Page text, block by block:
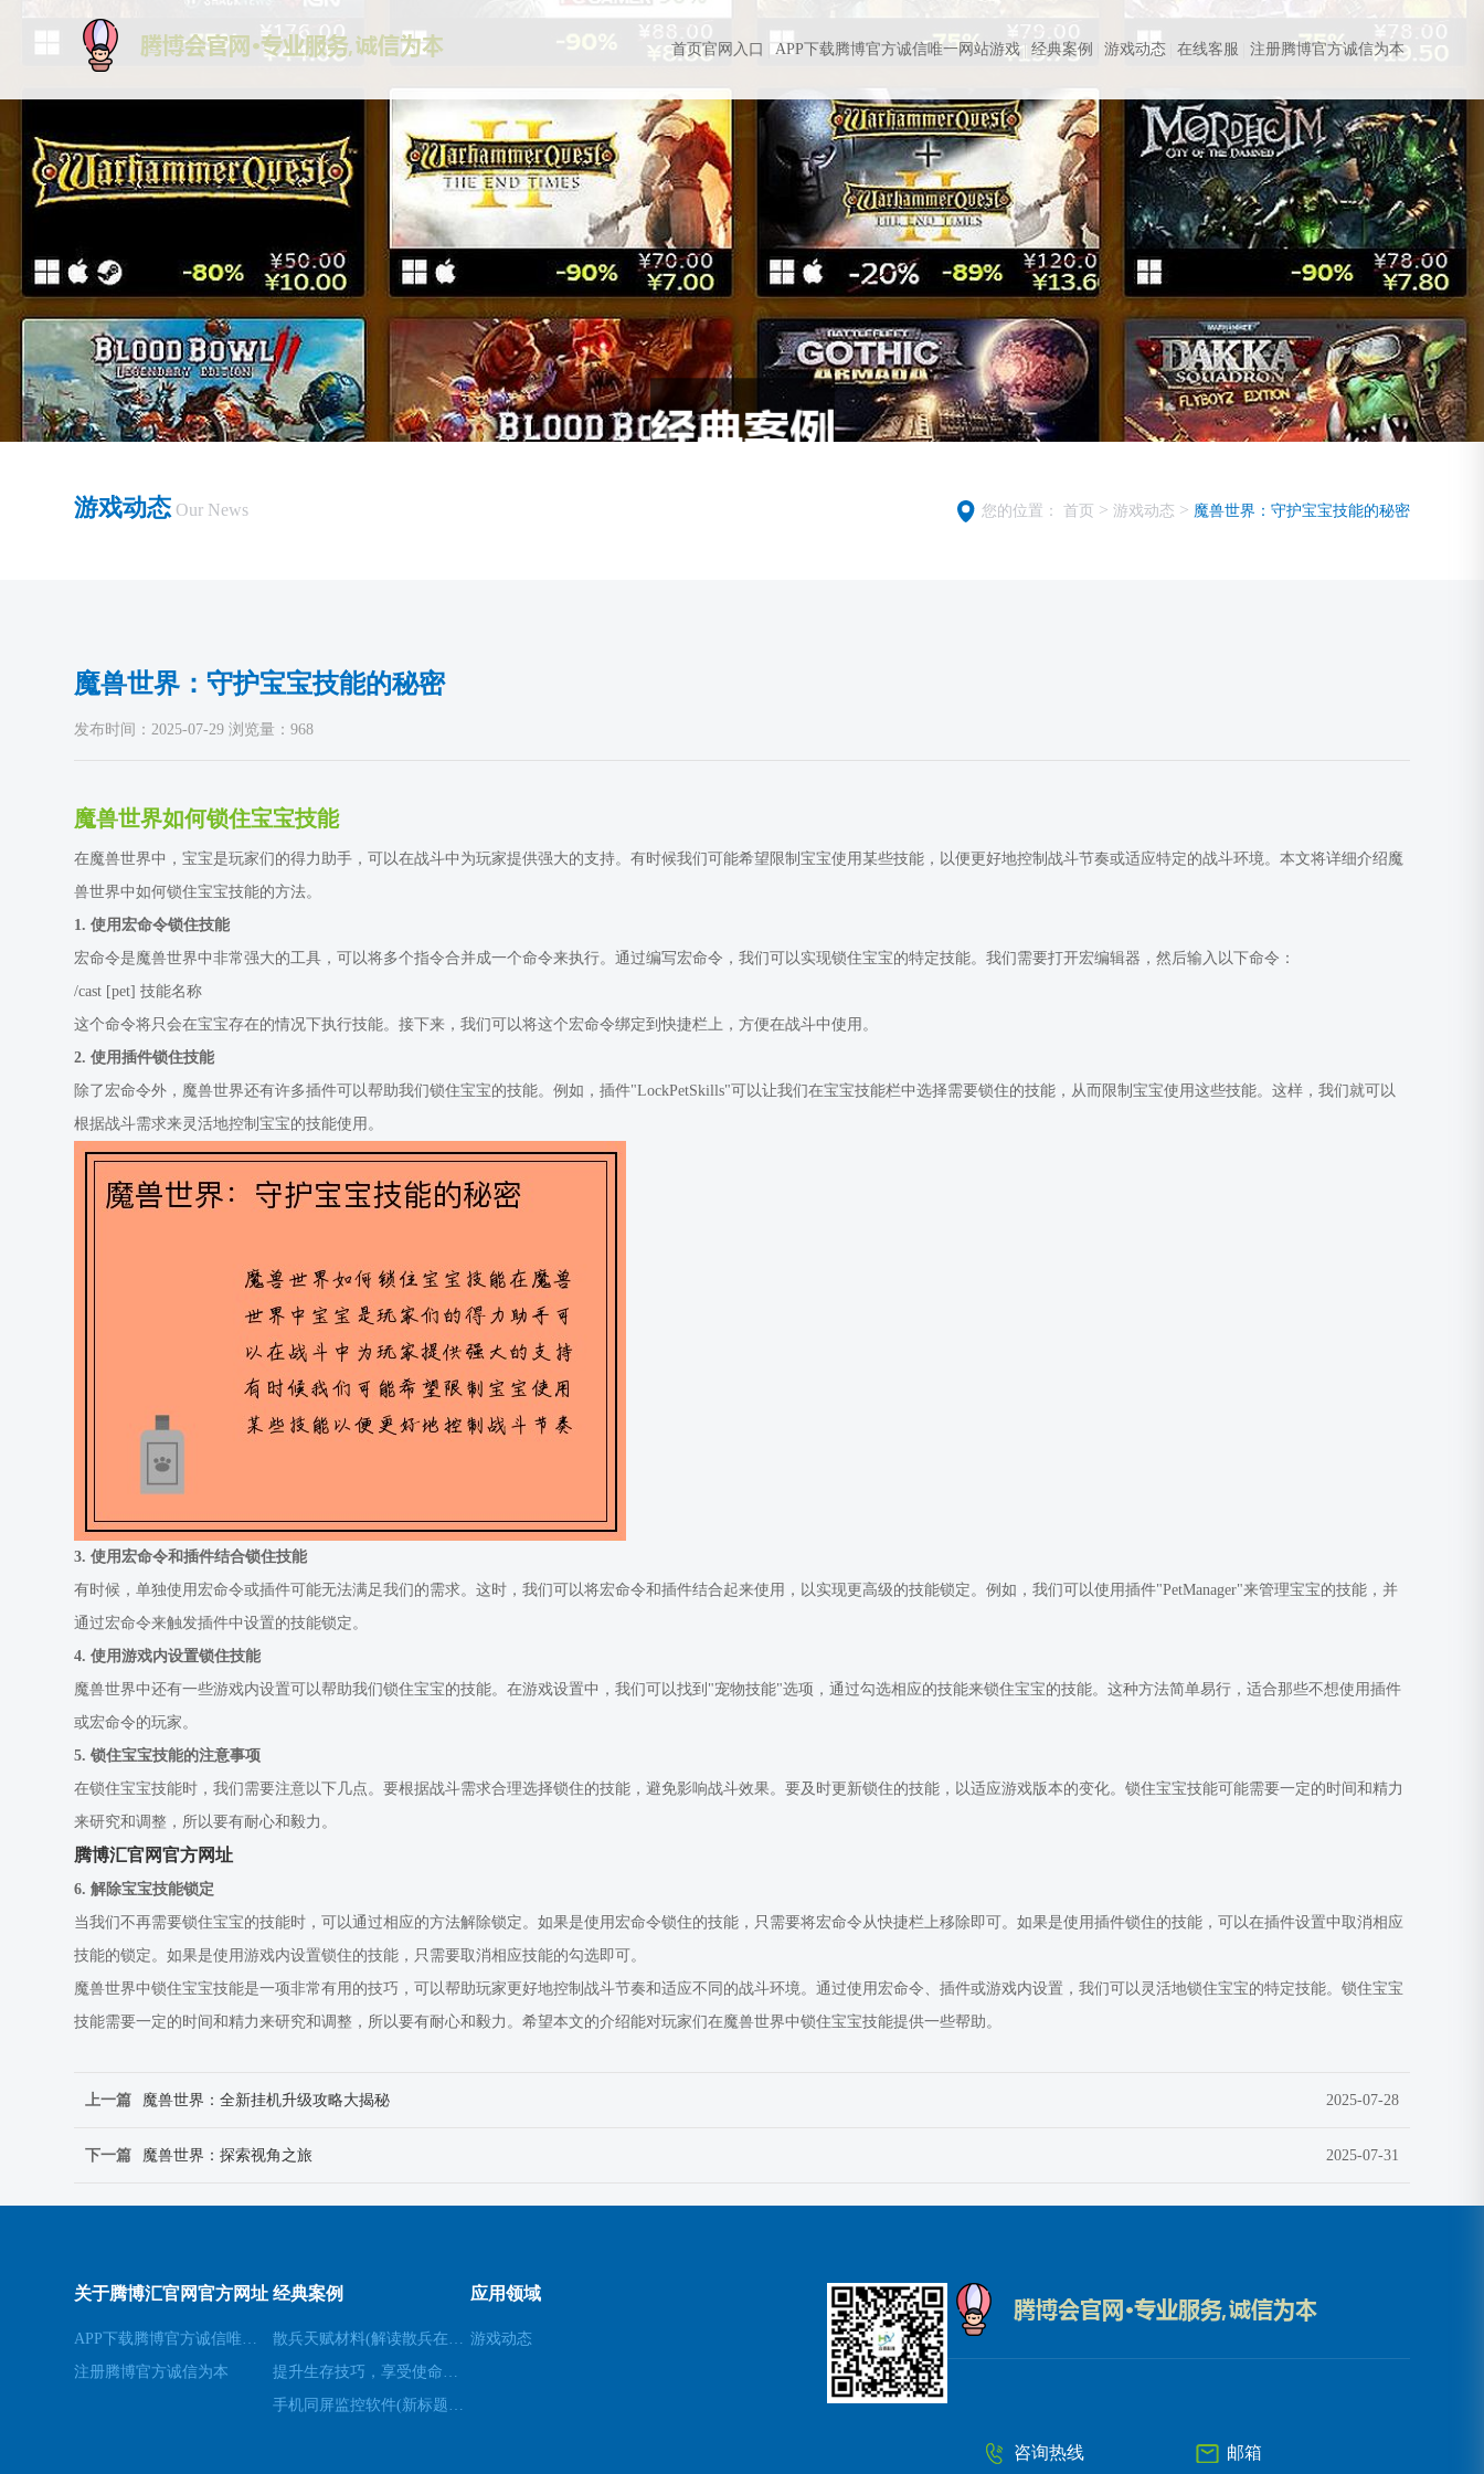
首页官网入口 APP下载腾博官方诚信唯一网站游戏 经典案例 游戏动态 在线客服 注册腾博官方诚信为本
游戏动态 Our News 您的位置： 首页 > 游戏动态 > 魔兽世界：守护宝宝技能的秘密
魔兽世界：守护宝宝技能的秘密
发布时间：2025-07-29 浏览量：968
魔兽世界如何锁住宝宝技能
在魔兽世界中，宝宝是玩家们的得力助手，可以在战斗中为玩家提供强大的支持。有时候我们可能希望限制宝宝使用某些技能，以便更好地控制战斗节奏或适应特定的战斗环境。本文将详细介绍魔
兽世界中如何锁住宝宝技能的方法。
1. 使用宏命令锁住技能
宏命令是魔兽世界中非常强大的工具，可以将多个指令合并成一个命令来执行。通过编写宏命令，我们可以实现锁住宝宝的特定技能。我们需要打开宏编辑器，然后输入以下命令：
/cast [pet] 技能名称
这个命令将只会在宝宝存在的情况下执行技能。接下来，我们可以将这个宏命令绑定到快捷栏上，方便在战斗中使用。
2. 使用插件锁住技能
除了宏命令外，魔兽世界还有许多插件可以帮助我们锁住宝宝的技能。例如，插件"LockPetSkills"可以让我们在宝宝技能栏中选择需要锁住的技能，从而限制宝宝使用这些技能。这样，我们就可以
根据战斗需求来灵活地控制宝宝的技能使用。
3. 使用宏命令和插件结合锁住技能
有时候，单独使用宏命令或插件可能无法满足我们的需求。这时，我们可以将宏命令和插件结合起来使用，以实现更高级的技能锁定。例如，我们可以使用插件"PetManager"来管理宝宝的技能，并
通过宏命令来触发插件中设置的技能锁定。
4. 使用游戏内设置锁住技能
魔兽世界中还有一些游戏内设置可以帮助我们锁住宝宝的技能。在游戏设置中，我们可以找到"宠物技能"选项，通过勾选相应的技能来锁住宝宝的技能。这种方法简单易行，适合那些不想使用插件
或宏命令的玩家。
5. 锁住宝宝技能的注意事项
在锁住宝宝技能时，我们需要注意以下几点。要根据战斗需求合理选择锁住的技能，避免影响战斗效果。要及时更新锁住的技能，以适应游戏版本的变化。锁住宝宝技能可能需要一定的时间和精力
来研究和调整，所以要有耐心和毅力。
腾博汇官网官方网址
6. 解除宝宝技能锁定
当我们不再需要锁住宝宝的技能时，可以通过相应的方法解除锁定。如果是使用宏命令锁住的技能，只需要将宏命令从快捷栏上移除即可。如果是使用插件锁住的技能，可以在插件设置中取消相应
技能的锁定。如果是使用游戏内设置锁住的技能，只需要取消相应技能的勾选即可。
魔兽世界中锁住宝宝技能是一项非常有用的技巧，可以帮助玩家更好地控制战斗节奏和适应不同的战斗环境。通过使用宏命令、插件或游戏内设置，我们可以灵活地锁住宝宝的特定技能。锁住宝宝
技能需要一定的时间和精力来研究和调整，所以要有耐心和毅力。希望本文的介绍能对玩家们在魔兽世界中锁住宝宝技能提供一些帮助。
上一篇 魔兽世界：全新挂机升级攻略大揭秘 2025-07-28
下一篇 魔兽世界：探索视角之旅 2025-07-31
关于腾博汇官网官方网址
APP下载腾博官方诚信唯一网站游戏
注册腾博官方诚信为本
经典案例
散兵天赋材料(解读散兵在游戏中的天赋技能)
提升生存技巧，享受使命召唤8生存模式(享受生存模式：提升生存技巧玩转使命召唤8)
手机同屏监控软件(新标题：实时手机屏幕监控软件，让远程协作更高效)
应用领域
游戏动态
邮箱
咨询热线